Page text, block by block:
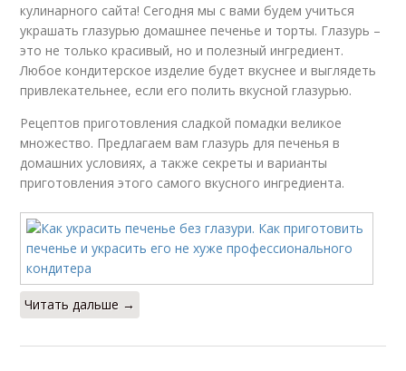
кулинарного сайта! Сегодня мы с вами будем учиться
украшать глазурью домашнее печенье и торты. Глазурь –
это не только красивый, но и полезный ингредиент.
Любое кондитерское изделие будет вкуснее и выглядеть
привлекательнее, если его полить вкусной глазурью.
Рецептов приготовления сладкой помадки великое
множество. Предлагаем вам глазурь для печенья в
домашних условиях, а также секреты и варианты
приготовления этого самого вкусного ингредиента.
Читать дальше →